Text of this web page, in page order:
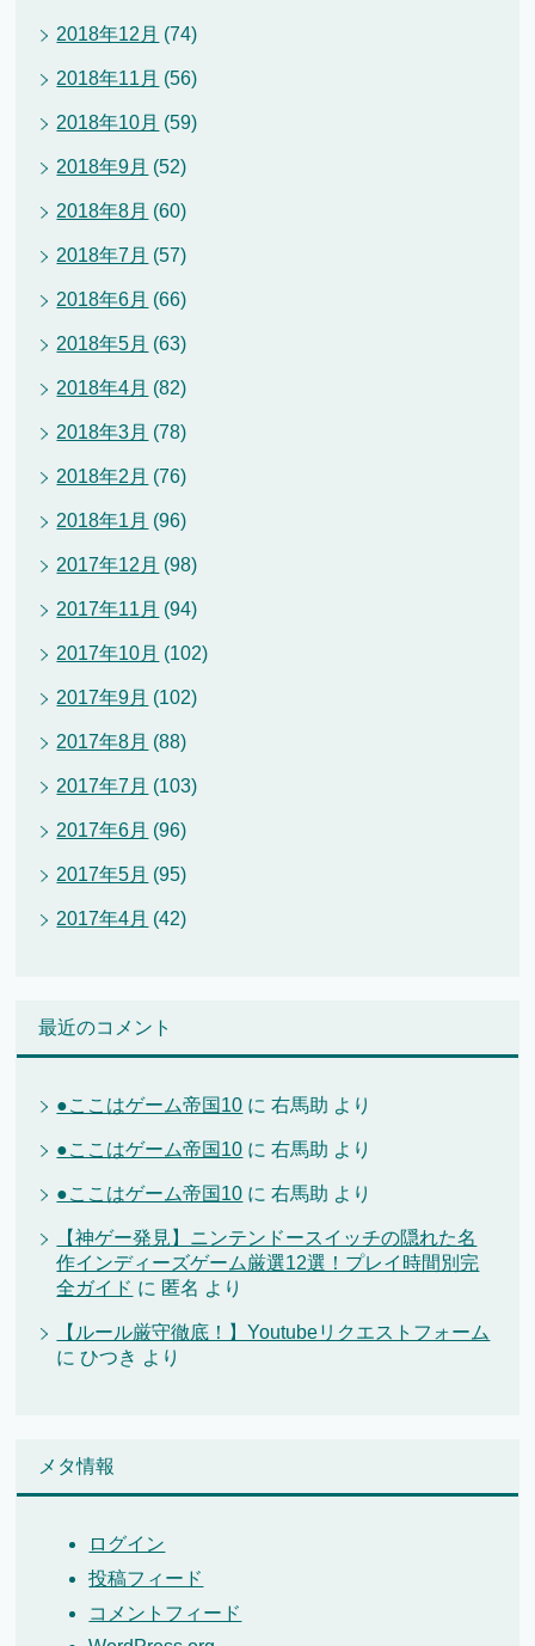
2018年12月 (74)
2018年11月 (56)
2018年10月 (59)
2018年9月 (52)
2018年8月 (60)
2018年7月 (57)
2018年6月 (66)
2018年5月 (63)
2018年4月 (82)
2018年3月 (78)
2018年2月 (76)
2018年1月 (96)
2017年12月 (98)
2017年11月 (94)
2017年10月 (102)
2017年9月 (102)
2017年8月 (88)
2017年7月 (103)
2017年6月 (96)
2017年5月 (95)
2017年4月 (42)
最近のコメント
●ここはゲーム帝国10 に右馬助 より
●ここはゲーム帝国10 に右馬助 より
●ここはゲーム帝国10 に右馬助 より
【神ゲー発見】ニンテンドースイッチの隠れた名
作インディーズゲーム厳選12選！プレイ時間別完
全ガイド に 匿名 より
【ルール厳守徹底！】Youtubeリクエストフォーム
にひつき より
メタ情報
ログイン
投稿フィード
コメントフィード